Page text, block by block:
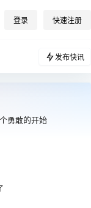
登录 快速注册
发布快讯
勇敢的开始